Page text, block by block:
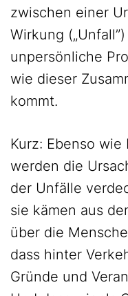
zwischen einer
Wirkung
unpersönliche
wie dieser
kommt.
Kurz: Ebenso
werden die
der Unfälle
sie kämen aus
über die
dass hinter
Gründe und